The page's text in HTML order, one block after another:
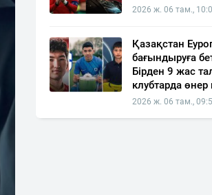
2026 ж. 06 там.,
Қазақстан
бағындыруға
Бірден 9 жас
клубтарда өнер
2026 ж. 06 там.,